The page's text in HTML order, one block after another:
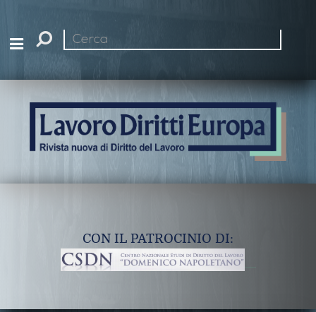
Cerca
CON IL PATROCINIO DI: